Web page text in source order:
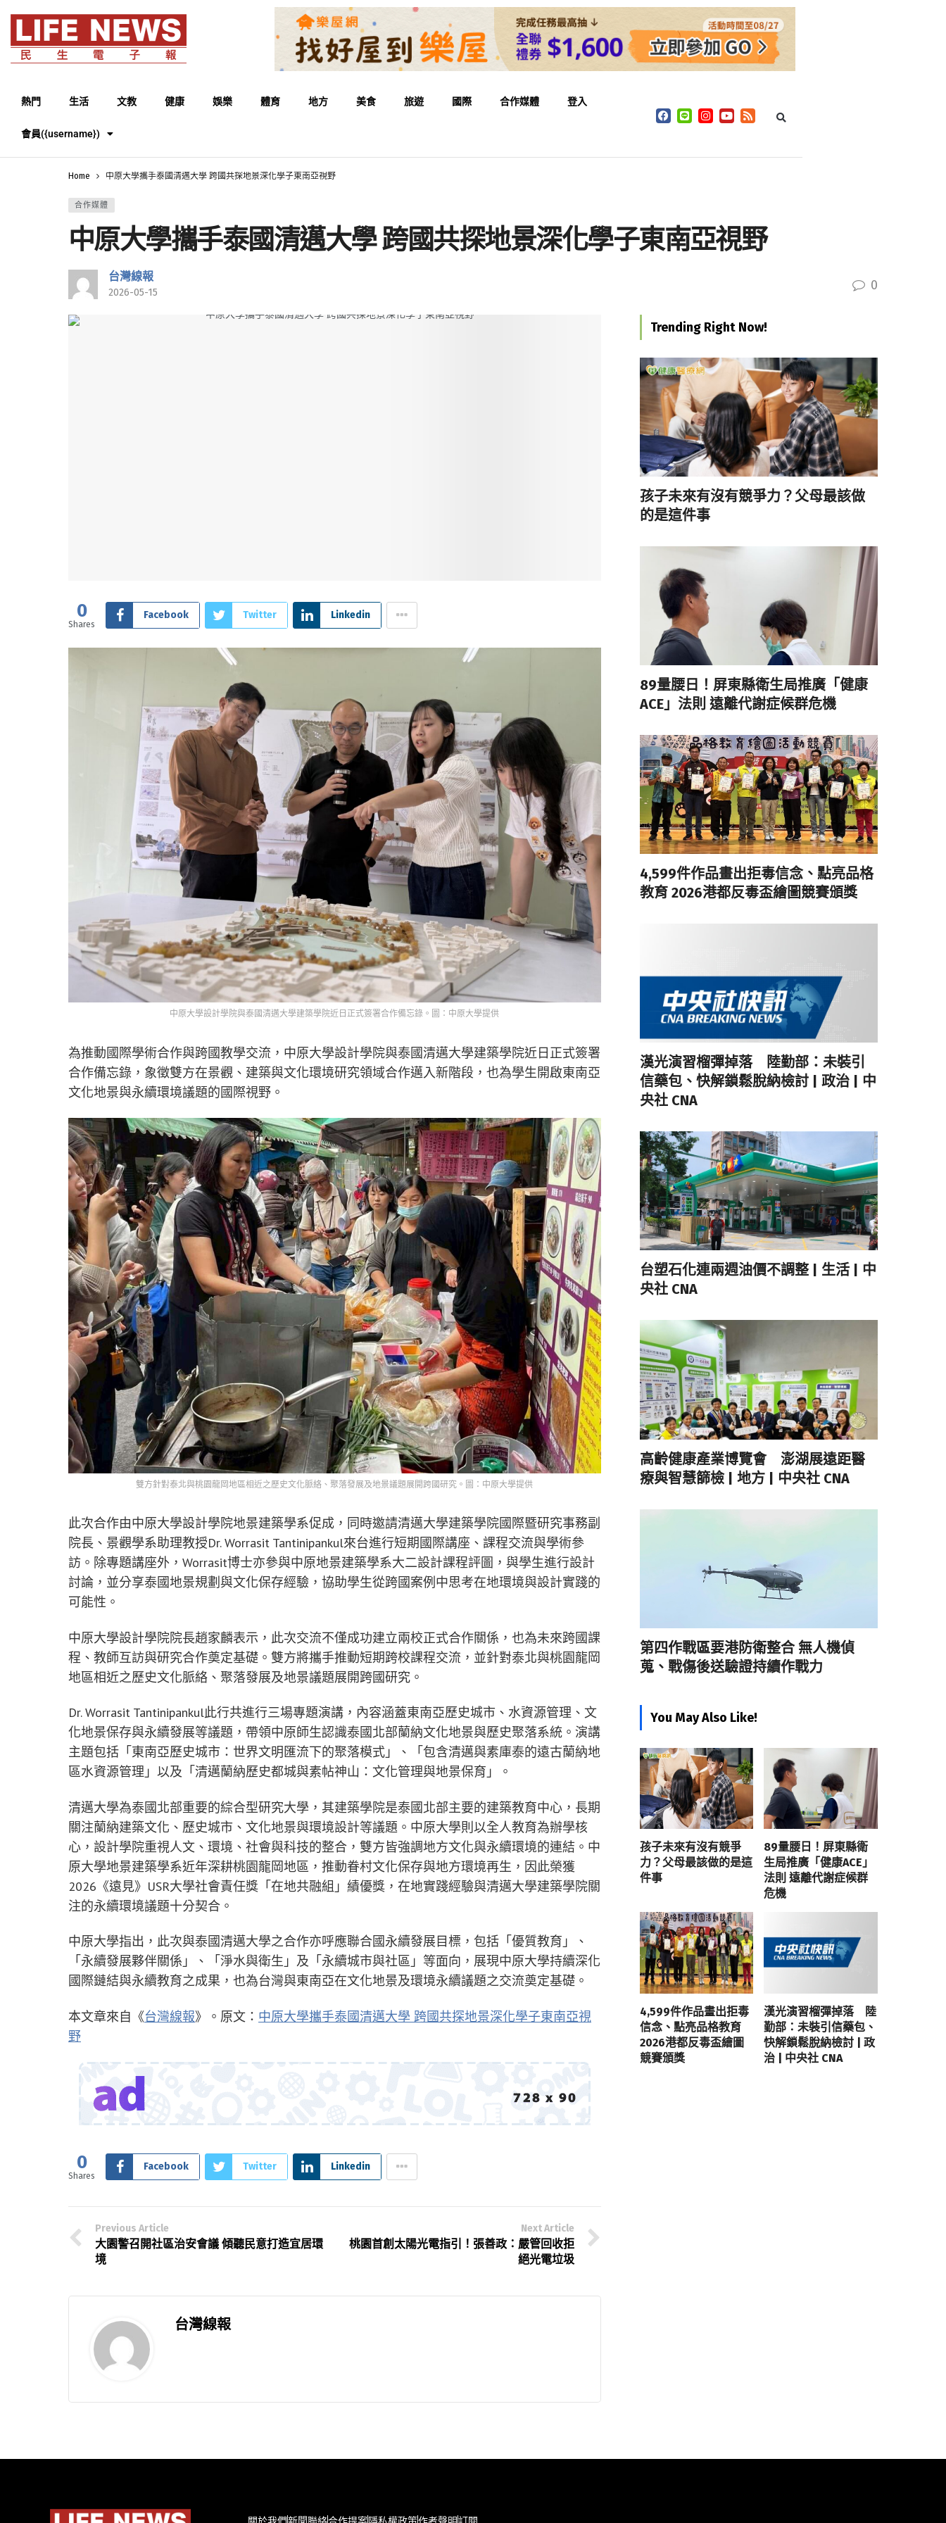
熱門 生活 文教 健康 娛樂 體育 地方 美食 旅遊 國際 合作媒體 登入
會員({username})
Home 中原大學攜手泰國清邁大學 跨國共探地景深化學子東南亞視野
合作媒體
中原大學攜手泰國清邁大學 跨國共探地景深化學子東南亞視野
台灣線報
2026-05-15 0
0
Shares
Facebook Twitter Linkedin
中原大學設計學院與泰國清邁大學建築學院近日正式簽署合作備忘錄。圖：中原大學提供
為推動國際學術合作與跨國教學交流，中原大學設計學院與泰國清邁大學建築學院近日正式簽署
合作備忘錄，象徵雙方在景觀、建築與文化環境研究領域合作邁入新階段，也為學生開啟東南亞
文化地景與永續環境議題的國際視野。
雙方針對泰北與桃園龍岡地區相近之歷史文化脈絡、聚落發展及地景議題展開跨國研究。圖：中原大學提供
此次合作由中原大學設計學院地景建築學系促成，同時邀請清邁大學建築學院國際暨研究事務副
院長、景觀學系助理教授Dr. Worrasit Tantinipankul來台進行短期國際講座、課程交流與學術參
訪。除專題講座外，Worrasit博士亦參與中原地景建築學系大二設計課程評圖，與學生進行設計
討論，並分享泰國地景規劃與文化保存經驗，協助學生從跨國案例中思考在地環境與設計實踐的
可能性。
中原大學設計學院院長趙家麟表示，此次交流不僅成功建立兩校正式合作關係，也為未來跨國課
程、教師互訪與研究合作奠定基礎。雙方將攜手推動短期跨校課程交流，並針對泰北與桃園龍岡
地區相近之歷史文化脈絡、聚落發展及地景議題展開跨國研究。
Dr. Worrasit Tantinipankul此行共進行三場專題演講，內容涵蓋東南亞歷史城市、水資源管理、文
化地景保存與永續發展等議題，帶領中原師生認識泰國北部蘭納文化地景與歷史聚落系統。演講
主題包括「東南亞歷史城市：世界文明匯流下的聚落模式」、「包含清邁與素庫泰的遠古蘭納地
區水資源管理」以及「清邁蘭納歷史都城與素帖神山：文化管理與地景保育」。
清邁大學為泰國北部重要的綜合型研究大學，其建築學院是泰國北部主要的建築教育中心，長期
關注蘭納建築文化、歷史城市、文化地景與環境設計等議題。中原大學則以全人教育為辦學核
心，設計學院重視人文、環境、社會與科技的整合，雙方皆強調地方文化與永續環境的連結。中
原大學地景建築學系近年深耕桃園龍岡地區，推動眷村文化保存與地方環境再生，因此榮獲
2026《遠見》USR大學社會責任獎「在地共融組」績優獎，在地實踐經驗與清邁大學建築學院關
注的永續環境議題十分契合。
中原大學指出，此次與泰國清邁大學之合作亦呼應聯合國永續發展目標，包括「優質教育」、
「永續發展夥伴關係」、「淨水與衛生」及「永續城市與社區」等面向，展現中原大學持續深化
國際鏈結與永續教育之成果，也為台灣與東南亞在文化地景及環境永續議題之交流奠定基礎。
本文章來自《台灣線報》。原文： 中原大學攜手泰國清邁大學 跨國共探地景深化學子東南亞視
野
0
Shares
Facebook Twitter Linkedin
Previous Article
大園警召開社區治安會議 傾聽民意打造宜居環
境
Next Article
桃園首創太陽光電指引！張善政：嚴管回收拒
絕光電垃圾
台灣線報
Trending Right Now!
孩子未來有沒有競爭力？父母最該做
的是這件事
89量腰日！屏東縣衛生局推廣「健康
ACE」法則 遠離代謝症候群危機
4,599件作品畫出拒毒信念、點亮品格
教育 2026港都反毒盃繪圖競賽頒獎
漢光演習榴彈掉落 陸勤部：未裝引
信藥包、快解鎖鬆脫納檢討 | 政治 | 中
央社 CNA
台塑石化連兩週油價不調整 | 生活 | 中
央社 CNA
高齡健康產業博覽會 澎湖展遠距醫
療與智慧篩檢 | 地方 | 中央社 CNA
第四作戰區要港防衛整合 無人機偵
蒐、戰傷後送驗證持續作戰力
You May Also Like!
孩子未來有沒有競爭
力？父母最該做的是這
件事
89量腰日！屏東縣衛
生局推廣「健康ACE」
法則 遠離代謝症候群
危機
4,599件作品畫出拒毒
信念、點亮品格教育
2026港都反毒盃繪圖
競賽頒獎
漢光演習榴彈掉落 陸
勤部：未裝引信藥包、
快解鎖鬆脫納檢討 | 政
治 | 中央社 CNA